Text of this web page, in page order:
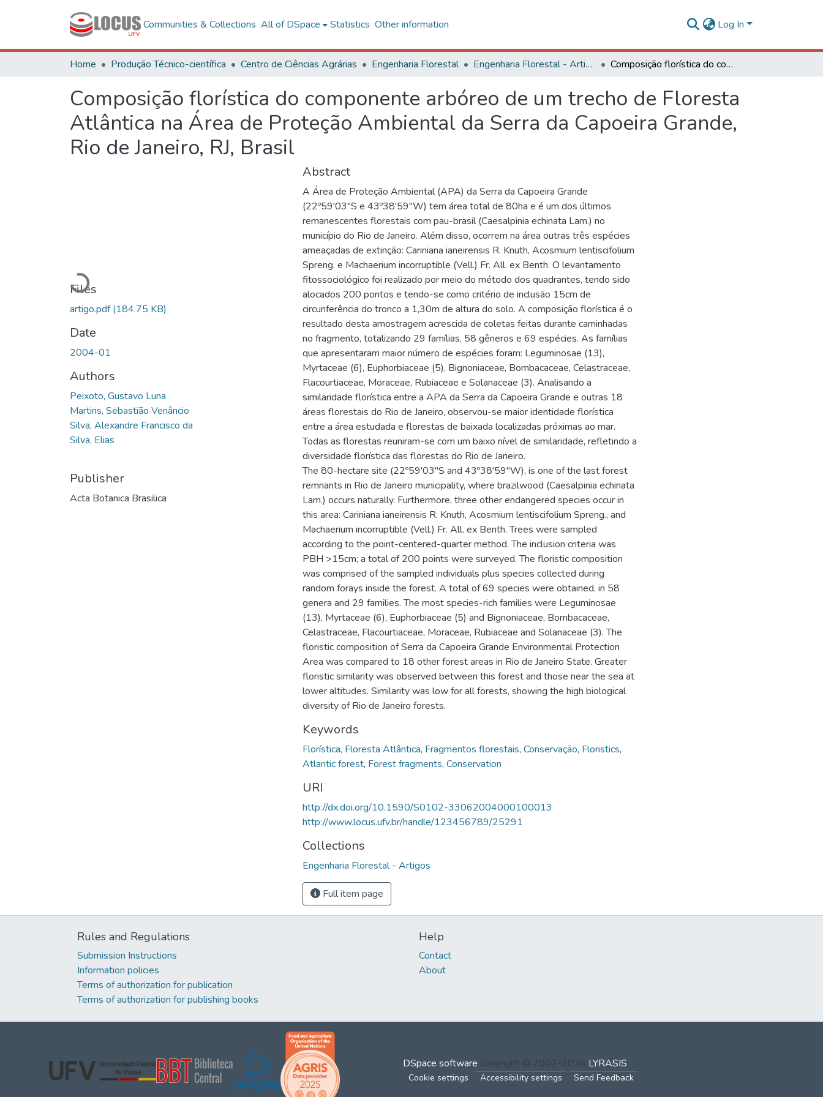
Communities & Collections All of DSpace Statistics Other information Log In
Home Produção Técnico-científica Centro de Ciências Agrárias Engenharia Florestal Engenharia Florestal - Artigos Composição florística do componente arbóreo de um trecho de Floresta Atlântica na Área de Proteção Ambiental da Serra da Capoeira Grande, Rio de Janeiro, RJ, Brasil
Composição florística do componente arbóreo de um trecho de Floresta
Atlântica na Área de Proteção Ambiental da Serra da Capoeira Grande,
Rio de Janeiro, RJ, Brasil
Loading...
Files
artigo.pdf(184.75 KB)
Date
2004-01
Authors
Peixoto, Gustavo Luna
Martins, Sebastião Venâncio
Silva, Alexandre Francisco da
Silva, Elias
Publisher
Acta Botanica Brasilica
Abstract
A Área de Proteção Ambiental (APA) da Serra da Capoeira Grande
(22º59'03"S e 43º38'59"W) tem área total de 80ha e é um dos últimos
remanescentes florestais com pau-brasil (Caesalpinia echinata Lam.) no
município do Rio de Janeiro. Além disso, ocorrem na área outras três espécies
ameaçadas de extinção: Cariniana ianeirensis R. Knuth, Acosmium lentiscifolium
Spreng. e Machaerium incorruptible (Vell.) Fr. All. ex Benth. O levantamento
fitossociológico foi realizado por meio do método dos quadrantes, tendo sido
alocados 200 pontos e tendo-se como critério de inclusão 15cm de
circunferência do tronco a 1,30m de altura do solo. A composição florística é o
resultado desta amostragem acrescida de coletas feitas durante caminhadas
no fragmento, totalizando 29 famílias, 58 gêneros e 69 espécies. As famílias
que apresentaram maior número de espécies foram: Leguminosae (13),
Myrtaceae (6), Euphorbiaceae (5), Bignoniaceae, Bombacaceae, Celastraceae,
Flacourtiaceae, Moraceae, Rubiaceae e Solanaceae (3). Analisando a
similaridade florística entre a APA da Serra da Capoeira Grande e outras 18
áreas florestais do Rio de Janeiro, observou-se maior identidade florística
entre a área estudada e florestas de baixada localizadas próximas ao mar.
Todas as florestas reuniram-se com um baixo nível de similaridade, refletindo a
diversidade florística das florestas do Rio de Janeiro.
The 80-hectare site (22º59'03"S and 43º38'59"W), is one of the last forest
remnants in Rio de Janeiro municipality, where brazilwood (Caesalpinia echinata
Lam.) occurs naturally. Furthermore, three other endangered species occur in
this area: Cariniana ianeirensis R. Knuth, Acosmium lentiscifolium Spreng., and
Machaerium incorruptible (Vell.) Fr. All. ex Benth. Trees were sampled
according to the point-centered-quarter method. The inclusion criteria was
PBH >15cm; a total of 200 points were surveyed. The floristic composition
was comprised of the sampled individuals plus species collected during
random forays inside the forest. A total of 69 species were obtained, in 58
genera and 29 families. The most species-rich families were Leguminosae
(13), Myrtaceae (6), Euphorbiaceae (5) and Bignoniaceae, Bombacaceae,
Celastraceae, Flacourtiaceae, Moraceae, Rubiaceae and Solanaceae (3). The
floristic composition of Serra da Capoeira Grande Environmental Protection
Area was compared to 18 other forest areas in Rio de Janeiro State. Greater
floristic similarity was observed between this forest and those near the sea at
lower altitudes. Similarity was low for all forests, showing the high biological
diversity of Rio de Janeiro forests.
Keywords
Florística, Floresta Atlântica, Fragmentos florestais, Conservação, Floristics,
Atlantic forest, Forest fragments, Conservation
URI
http://dx.doi.org/10.1590/S0102-33062004000100013
http://www.locus.ufv.br/handle/123456789/25291
Collections
Engenharia Florestal - Artigos
Full item page
Rules and Regulations
Submission Instructions
Information policies
Terms of authorization for publication
Terms of authorization for publishing books
Help
Contact
About
DSpace software copyright © 2002-2026 LYRASIS
Cookie settings Accessibility settings Send Feedback